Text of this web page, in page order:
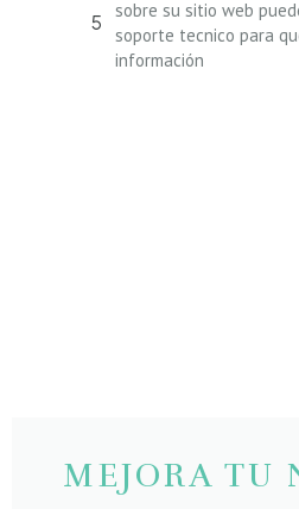
sobre su sitio web
soporte tecnico para
información
MEJORA TU